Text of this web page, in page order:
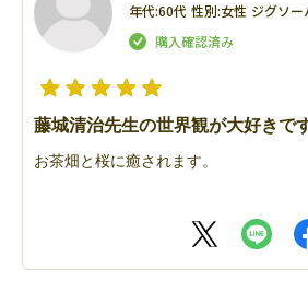
年代:60代 性別:女性 ジグソー
藤城清治先生の世界観が大好きで
お茶畑と桜に癒されます。